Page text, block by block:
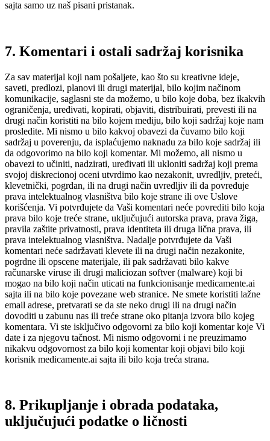
sajta samo uz naš pisani pristanak.
7. Komentari i ostali sadržaj korisnika
Za sav materijal koji nam pošaljete, kao što su kreativne ideje,
saveti, predlozi, planovi ili drugi materijal, bilo kojim načinom
komunikacije, saglasni ste da možemo, u bilo koje doba, bez ikakvih
ograničenja, uređivati, kopirati, objaviti, distribuirati, prevesti ili na
drugi način koristiti na bilo kojem mediju, bilo koji sadržaj koje nam
prosledite. Mi nismo u bilo kakvoj obavezi da čuvamo bilo koji
sadržaj u poverenju, da isplaćujemo naknadu za bilo koje sadržaj ili
da odgovorimo na bilo koji komentar. Mi možemo, ali nismo u
obavezi to učiniti, nadzirati, uređivati ili ukloniti sadržaj koji prema
svojoj diskrecionoj oceni utvrdimo kao nezakonit, uvredljiv, preteći,
klevetnički, pogrdan, ili na drugi način uvredljiv ili da povređuje
prava intelektualnog vlasništva bilo koje strane ili ove Uslove
korišćenja. Vi potvrđujete da Vaši komentari neće povrediti bilo koja
prava bilo koje treće strane, uključujući autorska prava, prava žiga,
pravila zaštite privatnosti, prava identiteta ili druga lična prava, ili
prava intelektualnog vlasništva. Nadalje potvrđujete da Vaši
komentari neće sadržavati klevete ili na drugi način nezakonite,
pogrdne ili opscene materijale, ili pak sadržavati bilo kakve
računarske viruse ili drugi maliciozan softver (malware) koji bi
mogao na bilo koji način uticati na funkcionisanje medicamente.ai
sajta ili na bilo koje povezane web stranice. Ne smete koristiti lažne
email adrese, pretvarati se da ste neko drugi ili na drugi način
dovoditi u zabunu nas ili treće strane oko pitanja izvora bilo kojeg
komentara. Vi ste isključivo odgovorni za bilo koji komentar koje Vi
date i za njegovu tačnost. Mi nismo odgovorni i ne preuzimamo
nikakvu odgovornost za bilo koji komentar koji objavi bilo koji
korisnik medicamente.ai sajta ili bilo koja treća strana.
8. Prikupljanje i obrada podataka,
uključujući podatke o ličnosti